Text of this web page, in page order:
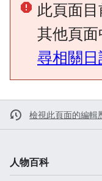
此頁面
其他頁面
尋相關日
檢視此頁面的編輯
人物百科